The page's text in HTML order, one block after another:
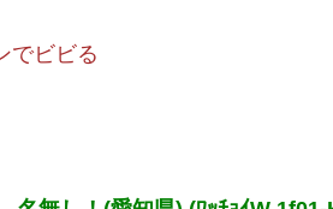
でビビる